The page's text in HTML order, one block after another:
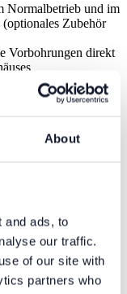
About
and ads, to
our traffic.
of our site with
partners who
Normalbetrieb und im
Zubehör
Vorbohrungen direkt
Trittkantenschutz
als Kippschutz zur
zur Aufstellung
Decken mit
Zubehör
zugelassen mit den
Display (33087,
oder CONUS II